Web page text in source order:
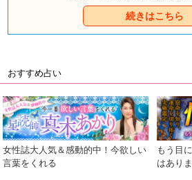
トで気になるあの人の建前
ましょう。
続きはこちら
おすすめ占い
女性誌大人気＆感動的中！今欲しい
言葉をくれる
もう目
はあり